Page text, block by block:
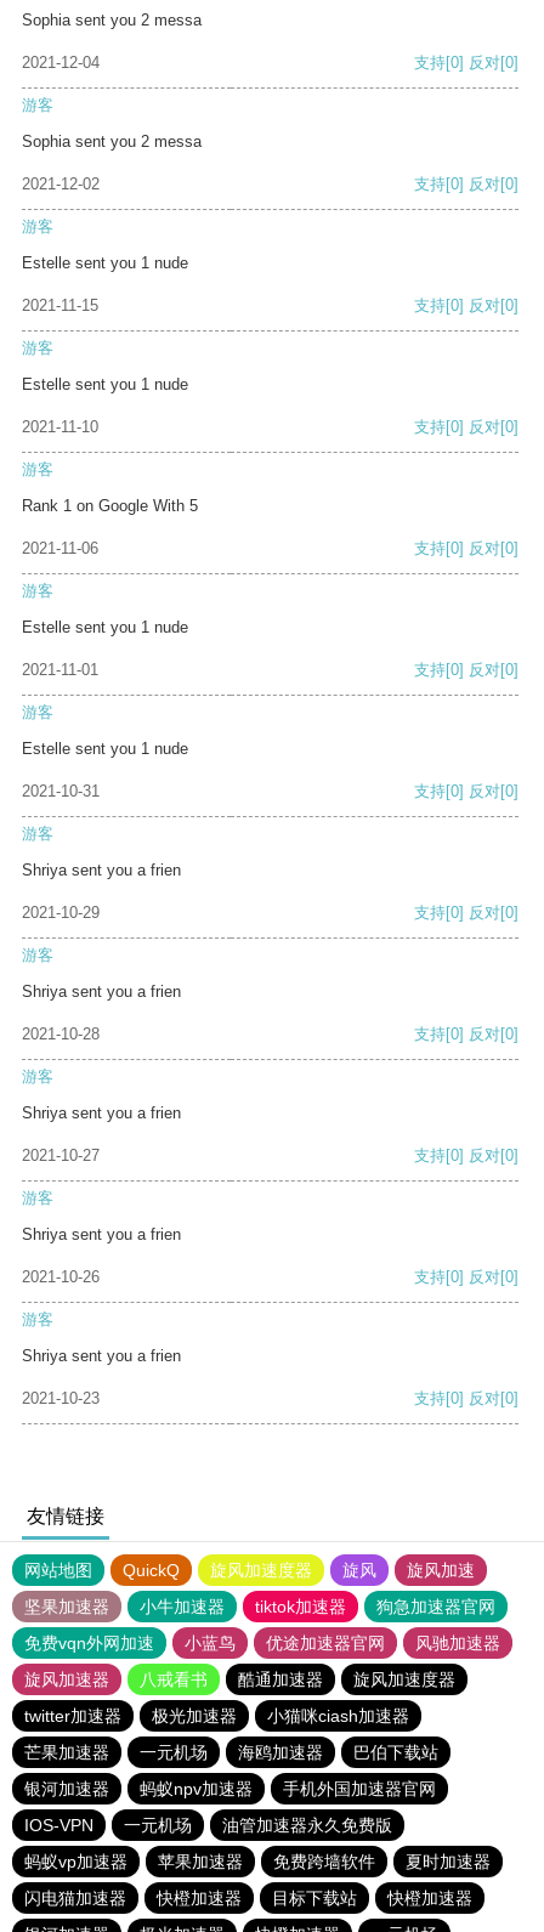
Sophia sent you 2 messa
2021-12-04 支持[0] 反对[0]
游客
Sophia sent you 2 messa
2021-12-02 支持[0] 反对[0]
游客
Estelle sent you 1 nude
2021-11-15 支持[0] 反对[0]
游客
Estelle sent you 1 nude
2021-11-10 支持[0] 反对[0]
游客
Rank 1 on Google With 5
2021-11-06 支持[0] 反对[0]
游客
Estelle sent you 1 nude
2021-11-01 支持[0] 反对[0]
游客
Estelle sent you 1 nude
2021-10-31 支持[0] 反对[0]
游客
Shriya sent you a frien
2021-10-29 支持[0] 反对[0]
游客
Shriya sent you a frien
2021-10-28 支持[0] 反对[0]
游客
Shriya sent you a frien
2021-10-27 支持[0] 反对[0]
游客
Shriya sent you a frien
2021-10-26 支持[0] 反对[0]
游客
Shriya sent you a frien
2021-10-23 支持[0] 反对[0]
友情链接
网站地图 QuickQ 旋风加速度器 旋风
旋风加速
坚果加速器
小牛加速器 tiktok加速器
狗急加速器官网
免费vqn外网加速
小蓝鸟 优途加速器官网
风驰加速器
旋风加速器
八戒看书 酷通加速器
旋风加速度器
twitter加速器
极光加速器
小猫咪ciash加速器
芒果加速器
一元机场 海鸥加速器
巴伯下载站
银河加速器
蚂蚁npv加速器
手机外国加速器官网
IOS-VPN
一元机场
油管加速器永久免费版
蚂蚁vp加速器
苹果加速器 免费跨墙软件
夏时加速器
闪电猫加速器
快橙加速器 目标下载站
快橙加速器